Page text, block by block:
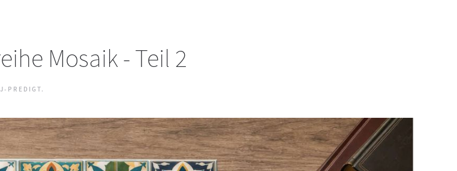
Mosaik - Teil 2
PREDIGT.